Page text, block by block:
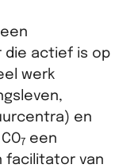
een
die actief is op
werk
en
7 een
facilitator van